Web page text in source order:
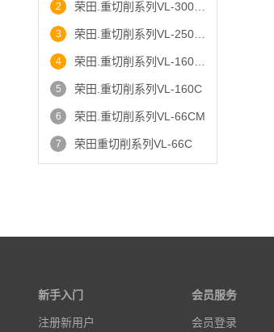
2
3
4
5 荣田.重切削系列VL-160C
6 荣田.重切削系列VL-66CM
7 荣田重切削系列VL-66C
新手入门
注册新用户
会员服务
会员登录